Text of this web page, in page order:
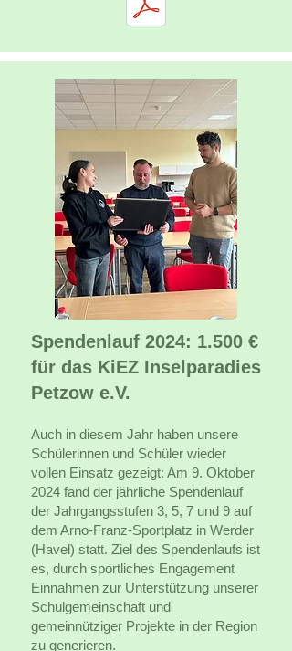
Spendenlauf 2024: 1.500 €
für das KiEZ Inselparadies
Petzow e.V.
Auch in diesem Jahr haben unsere
Schülerinnen und Schüler wieder
vollen Einsatz gezeigt: Am 9. Oktober
2024 fand der jährliche Spendenlauf
der Jahrgangsstufen 3, 5, 7 und 9 auf
dem Arno-Franz-Sportplatz in Werder
(Havel) statt. Ziel des Spendenlaufs ist
es, durch sportliches Engagement
Einnahmen zur Unterstützung unserer
Schulgemeinschaft und
gemeinnütziger Projekte in der Region
zu generieren.